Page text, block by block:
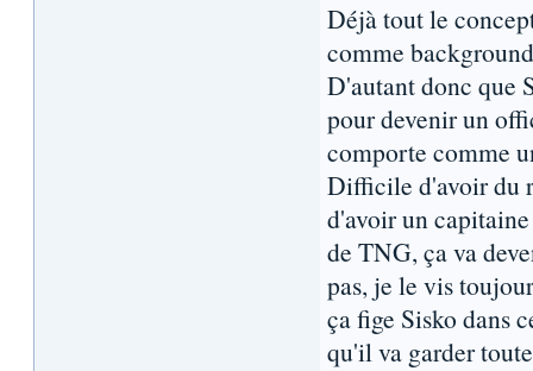
Déjà tout le
comme
D'autant donc que
pour devenir un
comporte comme
Difficile d'avoir du
d'avoir un
de TNG, ça va
pas, je le vis
ça fige Sisko dans
qu'il va garder